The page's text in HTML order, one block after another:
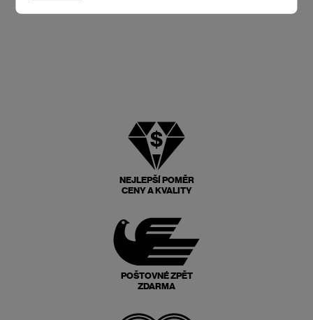
NEJLEPŠÍ POMĚR
CENY A KVALITY
POŠTOVNÉ ZPĚT
ZDARMA